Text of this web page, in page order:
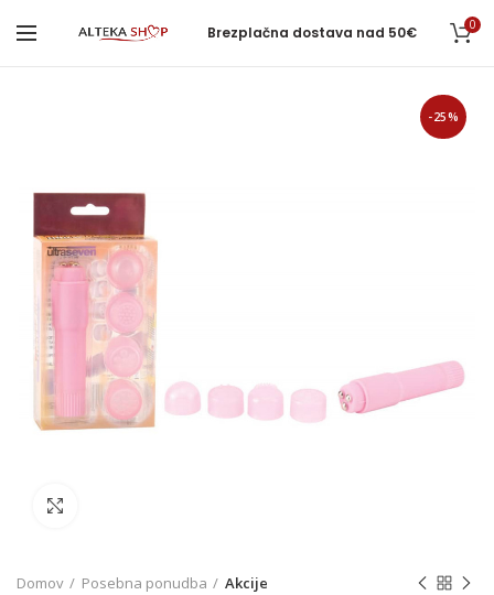
Brezplačna dostava nad 50€ 0
-25%
Domov Posebna ponudba Akcije